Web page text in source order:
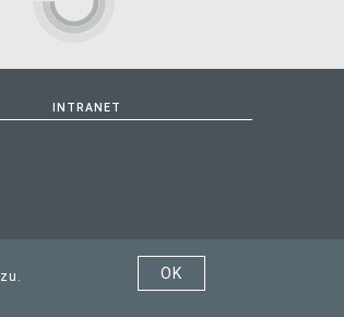
INTRANET
OK